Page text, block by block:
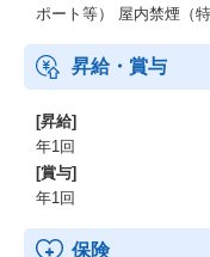
ポート等） 屋内禁煙（
昇給・賞与
[昇給]
年1回
[賞与]
年1回
保険